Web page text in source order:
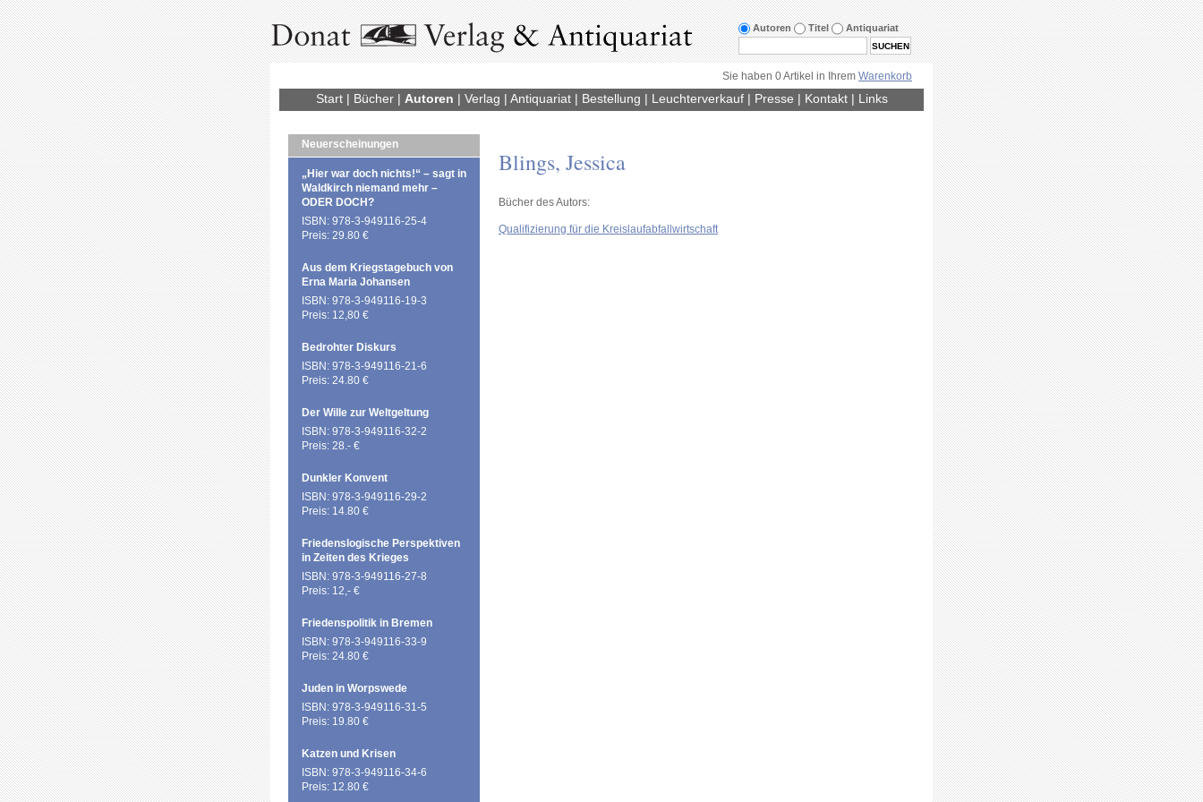
Autoren Titel Antiquariat
Sie haben 0 Artikel in Ihrem Warenkorb
Start| Bücher| Autoren | Verlag | Antiquariat| Bestellung | Leuchterverkauf| Presse | Kontakt| Links
Neuerscheinungen
„Hier war doch nichts!“ – sagt in
Waldkirch niemand mehr –
ODER DOCH?
ISBN: 978-3-949116-25-4
Preis: 29.80 €
Aus dem Kriegstagebuch von
Erna Maria Johansen
ISBN: 978-3-949116-19-3
Preis: 12,80 €
Bedrohter Diskurs
ISBN: 978-3-949116-21-6
Preis: 24.80 €
Der Wille zur Weltgeltung
ISBN: 978-3-949116-32-2
Preis: 28.- €
Dunkler Konvent
ISBN: 978-3-949116-29-2
Preis: 14.80 €
Friedenslogische Perspektiven
in Zeiten des Krieges
ISBN: 978-3-949116-27-8
Preis: 12,- €
Friedenspolitik in Bremen
ISBN: 978-3-949116-33-9
Preis: 24.80 €
Juden in Worpswede
ISBN: 978-3-949116-31-5
Preis: 19.80 €
Katzen und Krisen
ISBN: 978-3-949116-34-6
Preis: 12.80 €
Blings, Jessica
Bücher des Autors:
Qualifizierung für die Kreislaufabfallwirtschaft